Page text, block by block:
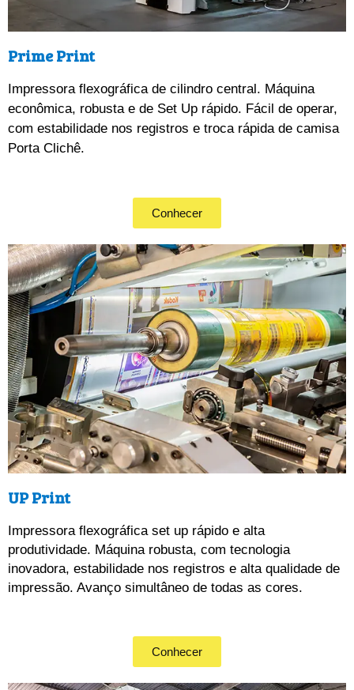
Prime Print
Impressora flexográfica de cilindro central. Máquina
econômica, robusta e de Set Up rápido. Fácil de operar,
com estabilidade nos registros e troca rápida de camisa
Porta Clichê.
Conhecer
UP Print
Impressora flexográfica set up rápido e alta
produtividade. Máquina robusta, com tecnologia
inovadora, estabilidade nos registros e alta qualidade de
impressão. Avanço simultâneo de todas as cores.
Conhecer